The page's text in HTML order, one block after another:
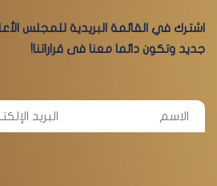
اشترك في القائمة البريدية للمجلس
جديد وتكون دائما معنا فى قراراتنا!